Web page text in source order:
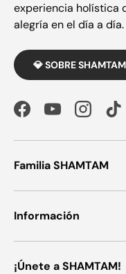
experiencia holística
alegría en el día a día.
💎 SOBRE SHAMTAM
FacebookYouTubeInstagram
Familia SHAMTAM
Información
¡Únete a SHAMTAM!